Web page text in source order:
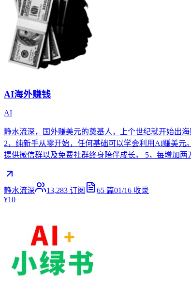
AI海外赚钱
AI
静水流深，国外赚美元的奠基人，上个世纪就开始出
2，纯新手从零开始，任何基础可以学会利用AI赚美元
提供微信群以及免费社群终身陪伴成长。 5，每增加
静水流深 13,283 订阅 65 篇01/16 收录
¥10